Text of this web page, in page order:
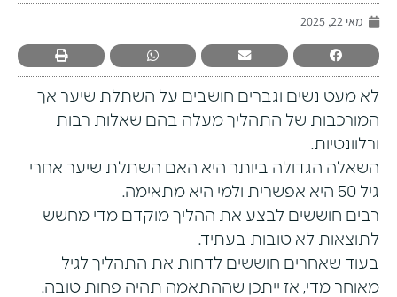
מאי 22, 2025
לא מעט נשים וגברים חושבים על השתלת שיער אך
המורכבות של התהליך מעלה בהם שאלות רבות
ורלוונטיות.
השאלה הגדולה ביותר היא האם השתלת שיער אחרי
גיל 50 היא אפשרית ולמי היא מתאימה.
רבים חוששים לבצע את ההליך מוקדם מדי מחשש
לתוצאות לא טובות בעתיד.
בעוד שאחרים חוששים לדחות את התהליך לגיל
מאוחר מדי, אז ייתכן שההתאמה תהיה פחות טובה.